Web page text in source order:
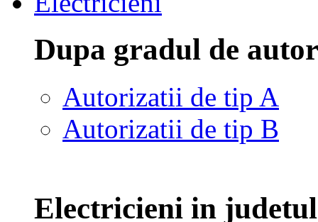
Dupa gradul de
Autorizatii de tip A
Autorizatii de tip B
Electricieni in